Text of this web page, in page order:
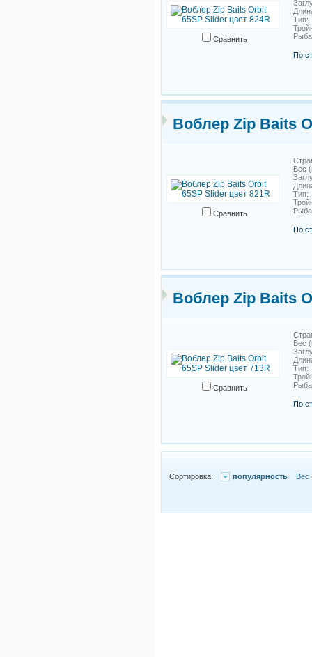
Сравнить
Тип:
По
Воблер Zip Baits
Сравнить
Вес
Тип:
По
Воблер Zip Baits
Сравнить
Вес
Тип:
По
Сортировка: популярность Вес